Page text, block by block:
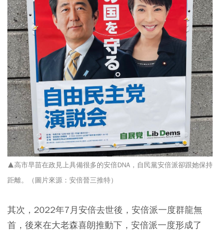
▲高市早苗在政見上具備很多的安倍DNA，自民黨安倍派卻跟她保持
距離。（圖片來源：安倍晉三推特）
其次，2022年7月安倍去世後，安倍派一度群龍無
首，後來在大老森喜朗推動下，安倍派一度形成了